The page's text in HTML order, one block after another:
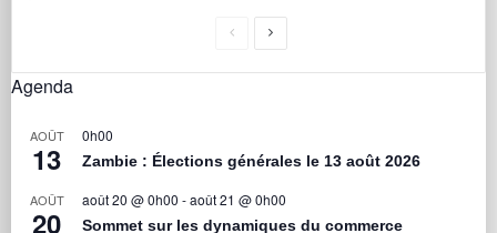
Agenda
AOÛT
13
0h00
Zambie : Élections générales le 13 août 2026
AOÛT
20
août 20 @ 0h00 -août 21 @ 0h00
Sommet sur les dynamiques du commerce